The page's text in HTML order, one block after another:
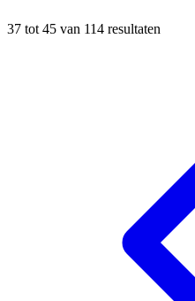
37 tot 45 van 114 resultaten